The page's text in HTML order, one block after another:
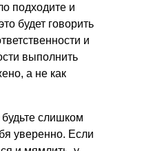
подходите и
будет говорить
и
выполнить
а не как
слишком
уверенно. Если